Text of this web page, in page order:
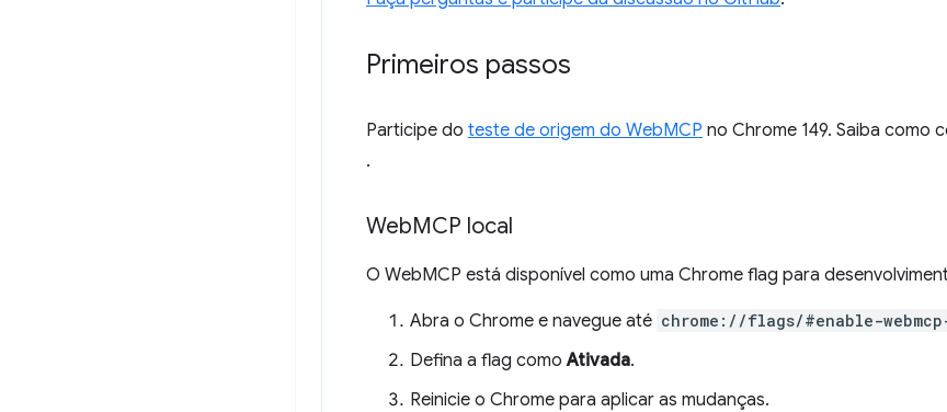
Primeiros passos
Participe do teste de origem do WebMCP no Chrome 149. Saiba como
.
WebMCP local
O WebMCP está disponível como uma Chrome flag para
Abra o Chrome e navegue até chrome://flags/#enable-
Defina a flag comoAtivada.
Reinicie o Chrome para aplicar as mudanças.